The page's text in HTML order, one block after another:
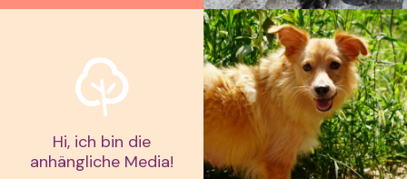
Hi, ich bin die
anhängliche Media!